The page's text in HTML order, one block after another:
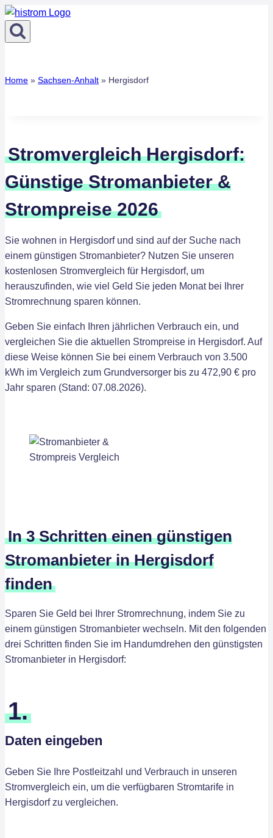
Zum
Inhalt
springen
Home » Sachsen-Anhalt » Hergisdorf
Stromvergleich Hergisdorf:
Günstige Stromanbieter &
Strompreise 2026
Sie wohnen in Hergisdorf und sind auf der Suche nach
einem günstigen Stromanbieter? Nutzen Sie unseren
kostenlosen Stromvergleich für Hergisdorf, um
herauszufinden, wie viel Geld Sie jeden Monat bei Ihrer
Stromrechnung sparen können.
Geben Sie einfach Ihren jährlichen Verbrauch ein, und
vergleichen Sie die aktuellen Strompreise in Hergisdorf. Auf
diese Weise können Sie bei einem Verbrauch von 3.500
kWh im Vergleich zum Grundversorger bis zu 472,90 € pro
Jahr sparen (Stand: 07.08.2026).
In 3 Schritten einen günstigen
Stromanbieter in Hergisdorf
finden
Sparen Sie Geld bei Ihrer Stromrechnung, indem Sie zu
einem günstigen Stromanbieter wechseln. Mit den folgenden
drei Schritten finden Sie im Handumdrehen den günstigsten
Stromanbieter in Hergisdorf:
1.
Daten eingeben
Geben Sie Ihre Postleitzahl und Verbrauch in unseren
Stromvergleich ein, um die verfügbaren Stromtarife in
Hergisdorf zu vergleichen.